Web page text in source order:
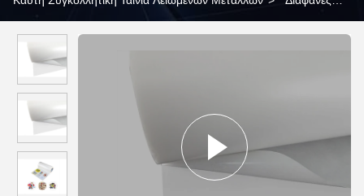
έγγραφο απελευθέρωσης για το λογότυπο υφάσματος